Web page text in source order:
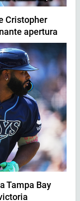
Cristopher
apertura
Tampa Bay